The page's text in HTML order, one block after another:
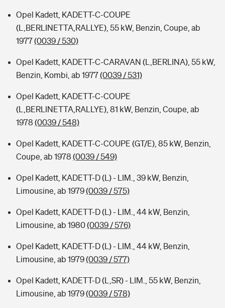
Opel Kadett, KADETT-C-COUPE
(L,BERLINETTA,RALLYE), 55 kW, Benzin, Coupe, ab
1977(0039 / 530)
Opel Kadett, KADETT-C-CARAVAN (L,BERLINA), 55 kW,
Benzin, Kombi, ab 1977(0039 / 531)
Opel Kadett, KADETT-C-COUPE
(L,BERLINETTA,RALLYE), 81 kW, Benzin, Coupe, ab
1978 (0039 / 548)
Opel Kadett, KADETT-C-COUPE (GT/E), 85 kW, Benzin,
Coupe, ab 1978 (0039 / 549)
Opel Kadett, KADETT-D (L) - LIM., 39 kW, Benzin,
Limousine, ab 1979(0039 / 575)
Opel Kadett, KADETT-D (L) - LIM., 44 kW, Benzin,
Limousine, ab 1980(0039 / 576)
Opel Kadett, KADETT-D (L) - LIM., 44 kW, Benzin,
Limousine, ab 1979(0039 / 577)
Opel Kadett, KADETT-D (L,SR) - LIM., 55 kW, Benzin,
Limousine, ab 1979(0039 / 578)